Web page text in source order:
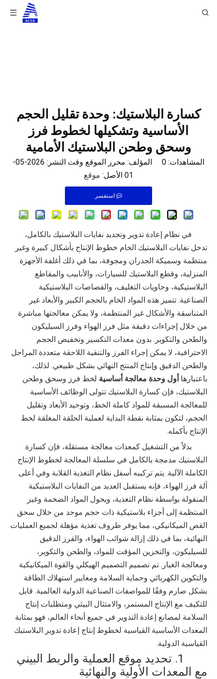
كسارة البلاستيك: وحدة تقليل الحجم
الأساسية وتشكيلها لخطوط فرز
وسحق وطحن البلاستيك الأمامية
المشاهدات: 0
المؤلف: محرر الموقع وقت النشر: 2026-05-
01 الأصل:
موقع
استفسر
في نظام إعادة تدوير وتجديد نفايات البلاستيك بالكامل،
تدخل نفايات البلاستيك الخام خطوط الإنتاج بأشكال كبيرة وغير
منتظمة وسميكة الجدران ومجوفة، بما في ذلك أغلفة الأجهزة
المنزلية، وقطع البلاستيك للسيارات، والأنابيب والمقاطع
البلاستيكية، وحاويات التغليف، والقصاصات البلاستيكية
الصناعية. تتميز هذه المواد الخام بالحجم الكبير والأبعاد غير
المتناسقة والأشكال غير المنتظمة، ولا يمكن معالجتها مباشرة
من خلال إجراءات دقيقة مثل فرز الهواء وفرز السيليكون
والطحن والتكوير. بدون معدات التكسير وتخفيض الحجم
الاحترافية، لا يمكن إجراء الفرز والتنقية اللاحقة متعددة المراحل
والطحن الدقيق وإنتاج المنتج النهائي بشكل طبيعي. لذلك،
باعتبارها أول وحدة معالجة أساسية لخط فرز وسحق وطحن
البلاستيك، فإن كسارة البلاستيك تتولى الوظائف الأساسية
للمعالجة المسبقة للمواد كاملة الخط، وتوحيد الأبعاد وتقليل
الحجم، لتكون بمثابة نقطة البداية لعملية الحلقة المغلقة لخط
الإنتاج بأكمله.
بدلاً من التشغيل كمعدات معالجة مستقلة، فإن كسارة
البلاستيك مدمجة بالكامل في سلسلة المعالجة لخطوط الإنتاج
الكاملة الآلية. يتم تركيبه أسفل نظام التغذية القلابة وفي أعلى
آلة فرز الهواء، فإنه يستقبل العديد من النفايات البلاستيكية
المنقولة بواسطة نظام التغذية، ويحول المواد الضخمة وغير
المنتظمة إلى أجزاء بلاستيكية ذات حجم موحد من خلال سحق
القص الميكانيكي، مما يوفر ظروف تغذية مؤهلة لجميع العمليات
النهائية، بما في ذلك إزالة شوائب الهواء، والفرز الدقيق
للسيليكون، والتخزين المؤقت للمواد، والطحن والتكوير،
ومعالجة الغبار. تم تصميم التصميم الهيكلي والقوة الميكانيكية
والتكوين الكهربائي وحماية السلامة ومعايير استهلاك الطاقة
بشكل صارم وفقًا للمواصفات الصناعية الدولية العالمية. قابل
للتكيف مع الإنتاج المستمر، والامتثال البيئي ومتطلبات إنتاج
السلامة لمصانع إعادة التدوير في جميع أنحاء العالم، فهو بمثابة
المعدات الأساسية القياسية لخطوط إنتاج إعادة تدوير البلاستيك
القياسية الدولية.
1. تحديد موقع العملية والربط البيني
مع المعدات الأولية والنهائية